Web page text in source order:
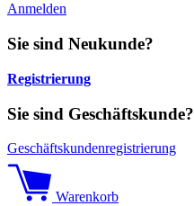
Anmelden
Sie sind Neukunde?
Registrierung
Sie sind Geschäftskunde?
Geschäftskundenregistrierung
Warenkorb